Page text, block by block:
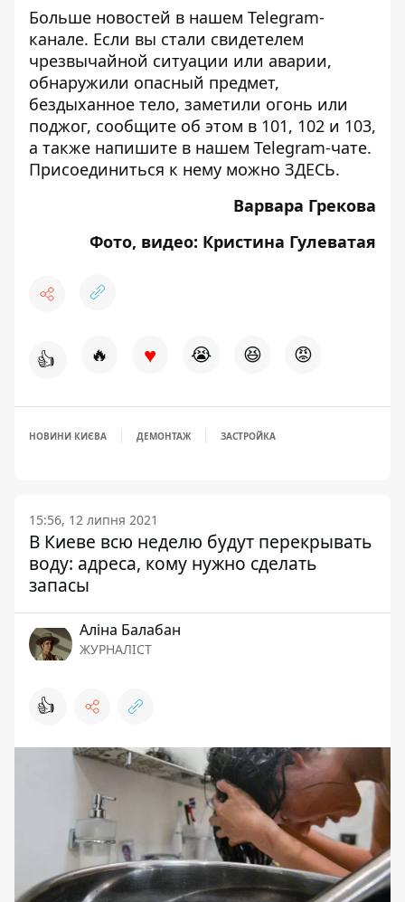
Больше новостей в нашем Telegram-
канале. Если вы стали свидетелем
чрезвычайной ситуации или аварии,
обнаружили опасный предмет,
бездыханное тело, заметили огонь или
поджог, сообщите об этом в 101, 102 и 103,
а также напишите в нашем Telegram-чате.
Присоединиться к нему можно ЗДЕСЬ.
Варвара Грекова
Фото, видео: Кристина Гулеватая
👍 🔥 ♥ 😭 😆 😡
НОВИНИ КИЄВА ДЕМОНТАЖ ЗАСТРОЙКА
15:56, 12 липня 2021
В Киеве всю неделю будут перекрывать
воду: адреса, кому нужно сделать
запасы
Аліна Балабан
ЖУРНАЛІСТ
👍